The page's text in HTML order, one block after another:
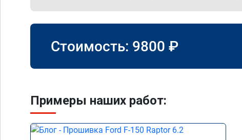
Стоимость: 9800 ₽
Примеры наших работ: